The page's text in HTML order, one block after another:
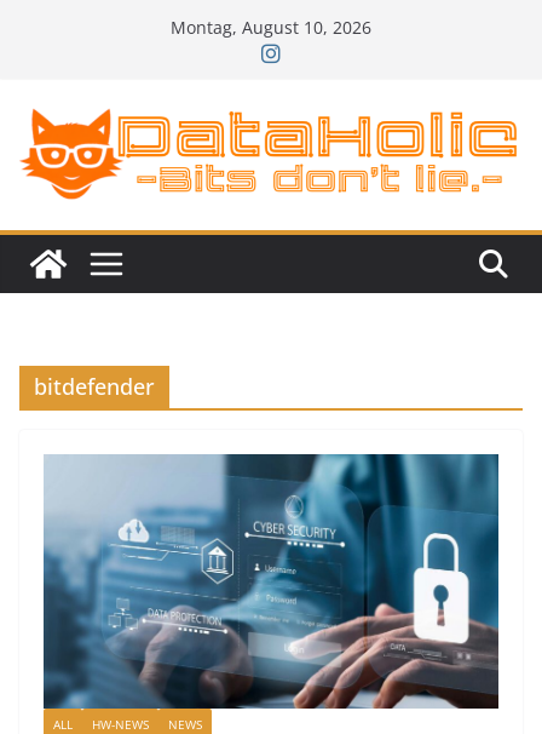
Montag, August 10, 2026
bitdefender
ALL HW-NEWS NEWS